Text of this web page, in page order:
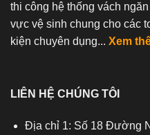
thi công hệ thống vách
vực vệ sinh chung cho các
kiện chuyên dụng... Xem
LIÊN HỆ CHÚNG TÔI
Địa chỉ 1: Số 18 Đường